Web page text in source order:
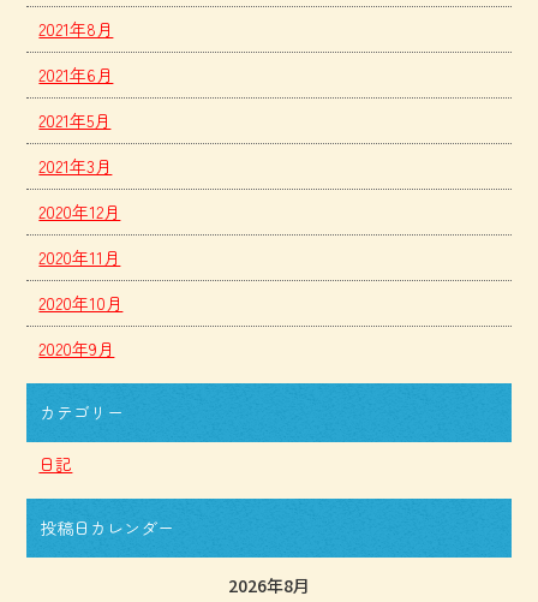
2021年8月
2021年6月
2021年5月
2021年3月
2020年12月
2020年11月
2020年10月
2020年9月
カテゴリー
日記
投稿日カレンダー
2026年8月